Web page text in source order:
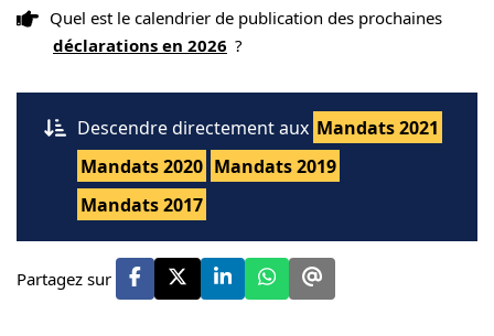
Quel est le calendrier de publication des prochaines
déclarations en 2026 ?
Descendre directement aux Mandats 2021
Mandats 2020 Mandats 2019
Mandats 2017
Partagez sur